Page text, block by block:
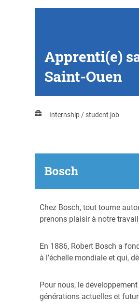
Apprenti(e)
Saint-Ouen
Internship / student job
Bosch
Chez Bosch, tout tourne
prenons plaisir à notre
En 1886, Robert Bosch a
à l’échelle mondiale et qui,
Pour nous, le
générations actuelles et